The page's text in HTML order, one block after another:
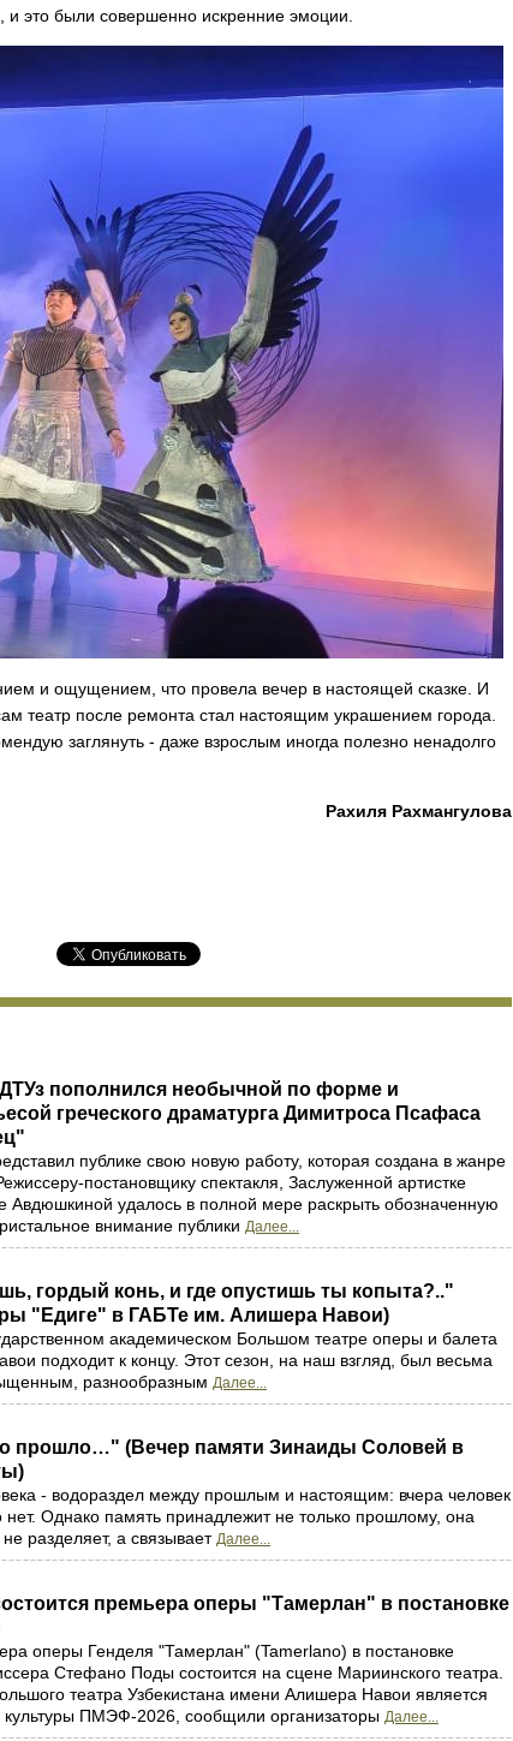
и это были совершенно искренние эмоции.
и ощущением, что провела вечер в настоящей сказке. И
театр после ремонта стал настоящим украшением города.
заглянуть - даже взрослым иногда полезно ненадолго
Рахиля Рахмангулова
пополнился необычной по форме и
греческого драматурга Димитроса Псафаса
публике свою новую работу, которая создана в жанре
постановщику спектакля, Заслуженной артистке
Авдюшкиной удалось в полной мере раскрыть обозначенную
внимание публики Далее...
гордый конь, и где опустишь ты копыта?.."
"Едиге" в ГАБТе им. Алишера Навои)
академическом Большом театре оперы и балета
подходит к концу. Этот сезон, на наш взгляд, был весьма
разнообразным Далее...
прошло…" (Вечер памяти Зинаиды Соловей в
- водораздел между прошлым и настоящим: вчера человек
нет. Однако память принадлежит не только прошлому, она
разделяет, а связывает Далее...
премьера оперы "Тамерлан" в постановке
оперы Генделя "Тамерлан" (Tamerlano) в постановке
Стефано Поды состоится на сцене Мариинского театра.
театра Узбекистана имени Алишера Навои является
культуры ПМЭФ-2026, сообщили организаторы Далее...